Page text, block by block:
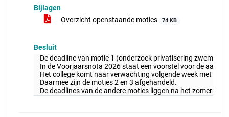
Bijlagen
Overzicht openstaande moties
74 KB
Besluit
De deadline van motie 1 (onderzoek privatisering
In de Voorjaarsnota 2026 staat een voorstel voor de
Het college komt naar verwachting volgende week met een
Daarmee zijn de moties 2 en 3 afgehandeld.
De deadlines van de andere moties liggen na het